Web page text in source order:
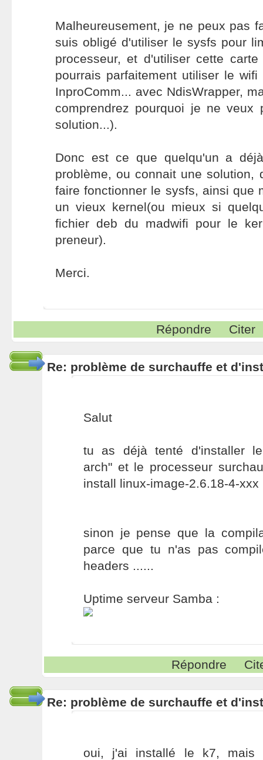
Malheureusement, je ne peux pas
suis obligé d'utiliser le sysfs pour
processeur, et d'utiliser cette
pourrais parfaitement utiliser le
InproComm... avec NdisWrapper,
comprendrez pourquoi je ne veux
solution...).
Donc est ce que quelqu'un a
problème, ou connait une solution,
faire fonctionner le sysfs, ainsi que
un vieux kernel(ou mieux si
fichier deb du madwifi pour le
preneur).
Merci.
Répondre Citer
Re: problème de surchauffe et
Salut
tu as déjà tenté d'installer
arch" et le processeur
install linux-image-2.6.18-4-xxx
sinon je pense que la
parce que tu n'as pas
headers ......
Uptime serveur Samba :
Répondre
Re: problème de surchauffe et
oui, j'ai installé le k7, mais